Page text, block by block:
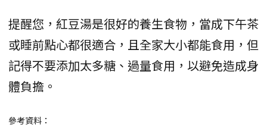
提醒您，紅豆湯是很好的養生食物，當成下午茶
或睡前點心都很適合，且全家大小都能食用，但
記得不要添加太多糖、過量食用，以避免造成身
體負擔。
參考資料：